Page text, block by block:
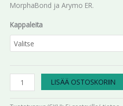
MorphaBond ja Arymo ER.
Kappaleita
LISÄÄ OSTOSKORIIN